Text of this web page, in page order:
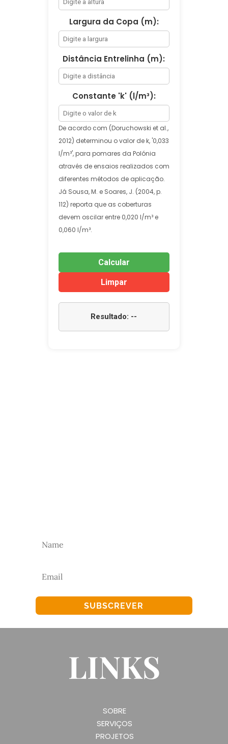
Largura da Copa (m):
Distância Entrelinha (m):
Constante 'k' (l/m³):
De acordo com (Doruchowski et al.,
2012) determinou o valor de k, '0,033
l/m³', para pomares da Polónia
através de ensaios realizados com
diferentes métodos de aplicação.
Já Sousa, M. e Soares, J. (2004, p.
112) reporta que as coberturas
devem oscilar entre 0,020 l/m³ e
0,060 l/m³.
Calcular
Limpar
Resultado: --
SUBSCREVER
LINKS
SOBRE
SERVIÇOS
PROJETOS